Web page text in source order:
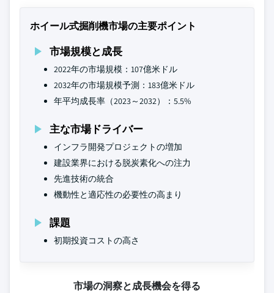
ホイール式掘削機市場の主要ポイント
市場規模と成長
2022年の市場規模：107億米ドル
2032年の市場規模予測：183億米ドル
年平均成長率（2023～2032）：5.5%
主な市場ドライバー
インフラ開発プロジェクトの増加
建設業界における脱炭素化への注力
先進技術の統合
機動性と適応性の必要性の高まり
課題
初期投資コストの高さ
市場の洞察と成長機会を得る